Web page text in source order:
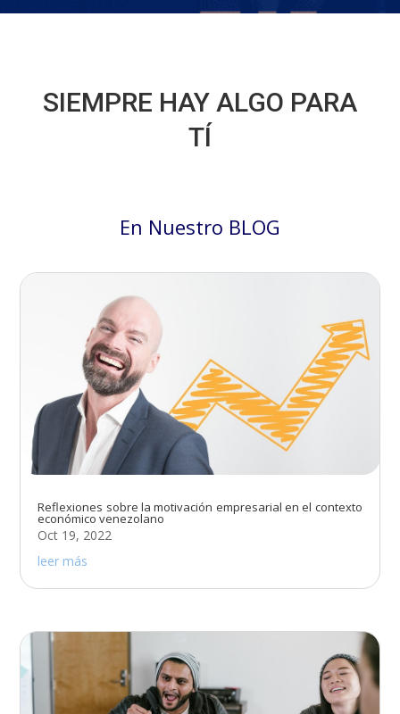
SIEMPRE HAY ALGO PARA
TÍ
En Nuestro BLOG
Reflexiones sobre la motivación empresarial en el contexto
económico venezolano
Oct 19, 2022
leer más